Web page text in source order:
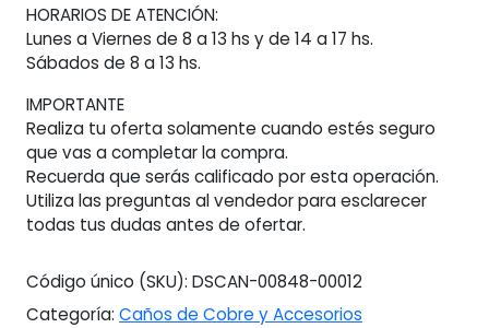
HORARIOS DE ATENCIÓN:
Lunes a Viernes de 8 a 13 hs y de 14 a 17 hs.
Sábados de 8 a 13 hs.
IMPORTANTE
Realiza tu oferta solamente cuando estés seguro
que vas a completar la compra.
Recuerda que serás calificado por esta operación.
Utiliza las preguntas al vendedor para esclarecer
todas tus dudas antes de ofertar.
Código único (SKU): DSCAN-00848-00012
Categoría: Caños de Cobre y Accesorios